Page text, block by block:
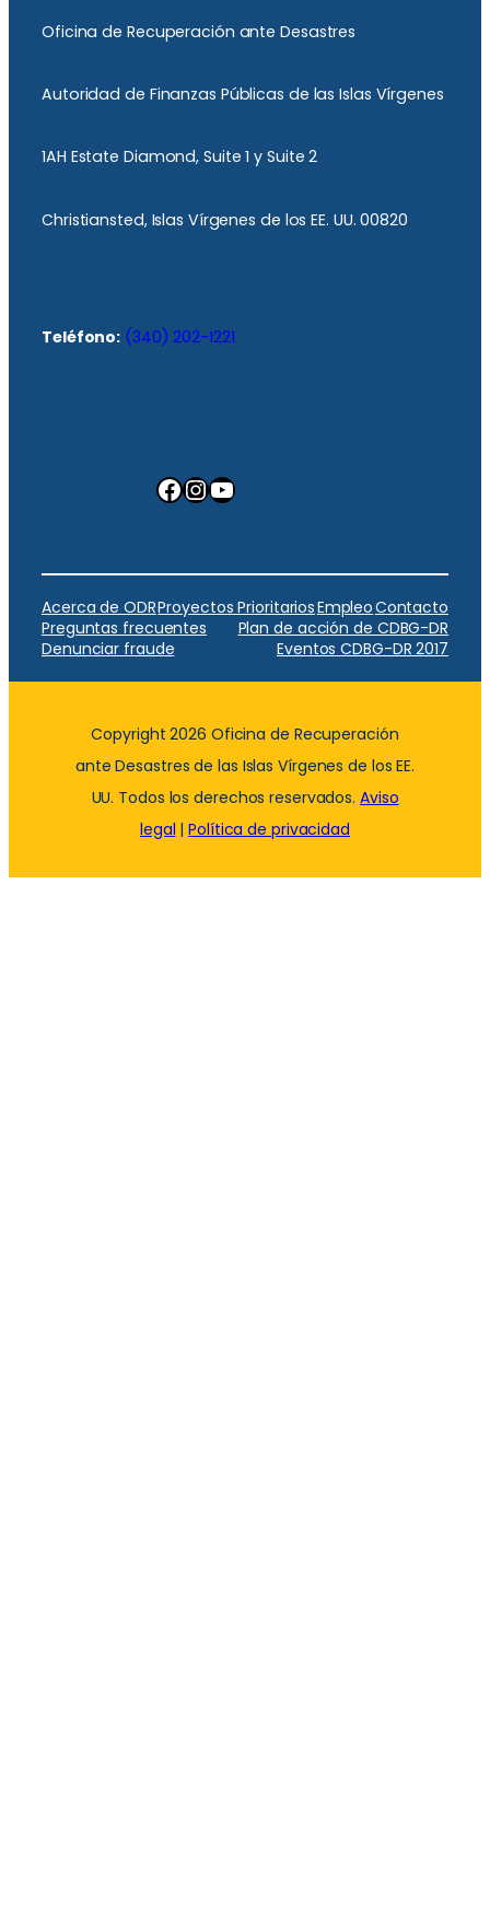
Oficina de Recuperación ante Desastres
Autoridad de Finanzas Públicas de las Islas Vírgenes
1AH Estate Diamond, Suite 1 y Suite 2
Christiansted, Islas Vírgenes de los EE. UU. 00820
Teléfono: (340) 202-1221
Facebook InstagramYouTube
Acerca de ODRProyectos PrioritariosEmpleoContacto
Preguntas frecuentes
Plan de acción de CDBG-DR
Denunciar fraude
Eventos CDBG-DR 2017
Copyright 2026 Oficina de Recuperación
ante Desastres de las Islas Vírgenes de los EE.
UU. Todos los derechos reservados. Aviso
legal |Política de privacidad